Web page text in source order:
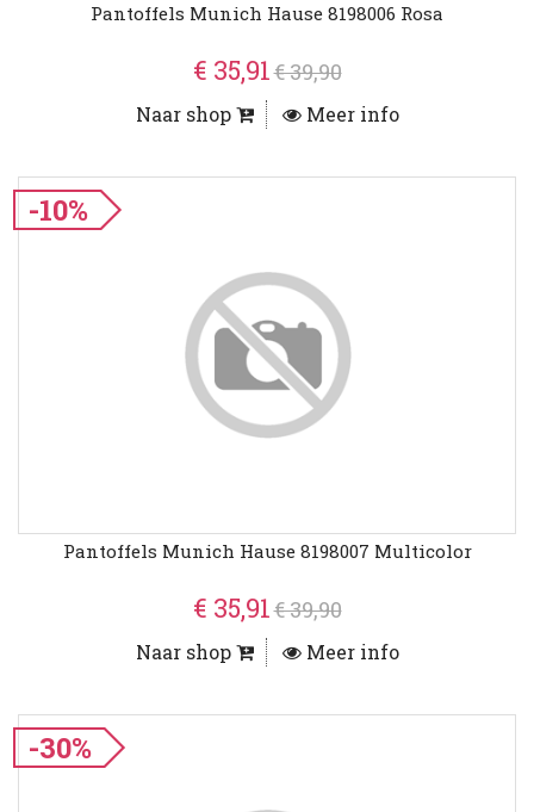
Pantoffels Munich Hause 8198006 Rosa
€ 35,91€ 39,90
Naar shop Meer info
-10%
Pantoffels Munich Hause 8198007 Multicolor
€ 35,91€ 39,90
Naar shop Meer info
-30%